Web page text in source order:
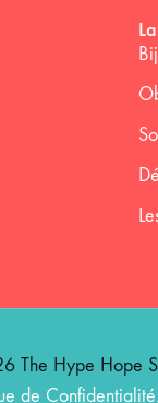
The Hype Hope
de Confidentialité.